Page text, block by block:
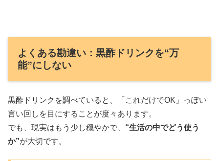
よくある勘違い：黒酢ドリンクを“万
能”にしない
黒酢ドリンクを調べていると、「これだけでOK」っぽい
言い回しを目にすることが度々あります。
でも、現実はもう少し穏やかで、 “生活の中でどう使う
か”が大切です。